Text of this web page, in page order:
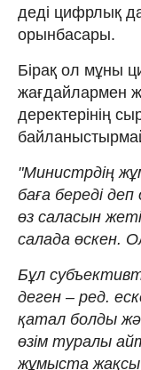
деді цифрлық
орынбасары.
Бірақ ол мұны
жағдайлармен
деректерінің
"Министрдің
баға береді
өз саласын
салада өскен.
Бұл
деген – ред.
қатал болды
өзім туралы
жұмыста